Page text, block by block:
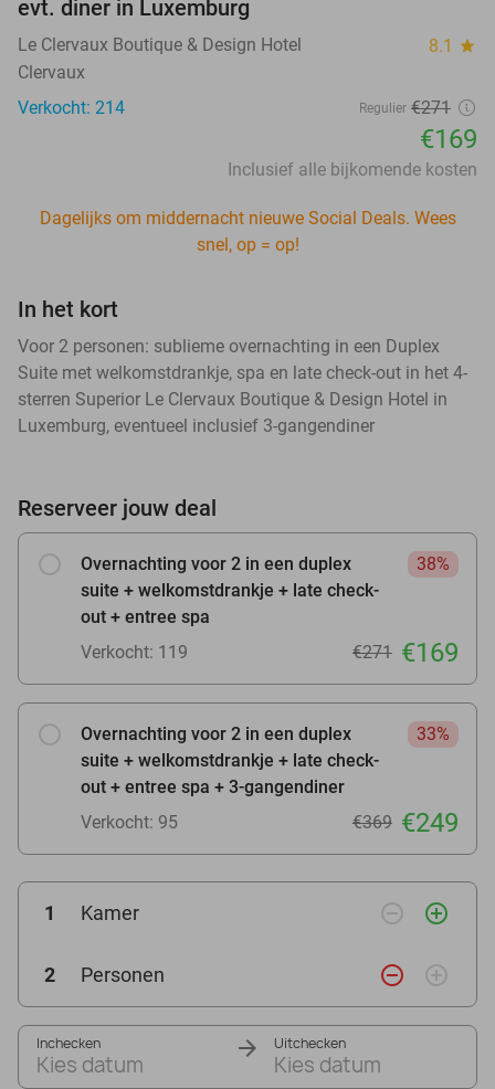
evt. diner in Luxemburg
Le Clervaux Boutique & Design Hotel 8.1 star
Clervaux
Verkocht: 214
Regulier €271
€169
Inclusief alle bijkomende kosten
Dagelijks om middernacht nieuwe Social Deals. Wees
snel, op = op!
In het kort
Voor 2 personen: sublieme overnachting in een Duplex
Suite met welkomstdrankje, spa en late check-out in het 4-
sterren Superior Le Clervaux Boutique & Design Hotel in
Luxemburg, eventueel inclusief 3-gangendiner
Reserveer jouw deal
Overnachting voor 2 in een duplex
suite + welkomstdrankje + late check-
out + entree spa
38%
Verkocht: 119 €271 €169
Overnachting voor 2 in een duplex
suite + welkomstdrankje + late check-
out + entree spa + 3-gangendiner
33%
Verkocht: 95 €369 €249
1 Kamer remove_circle_outline add_circle_outline
2 Personen remove_circle_outline add_circle_outline
Inchecken
Kies datum
Uitchecken
Kies datum